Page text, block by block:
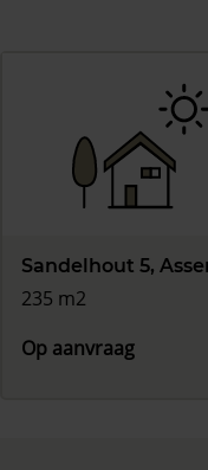
Sandelhout 5,
235 m2
Op aanvraag